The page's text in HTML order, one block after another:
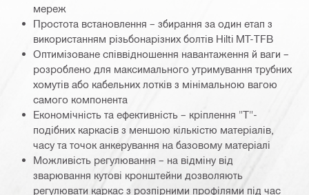
мереж
Простота встановлення – збирання за один етап з
використанням різьбонарізних болтів Hilti MT-TFB
Оптимізоване співвідношення навантаження й ваги –
розроблено для максимального утримування трубних
хомутів або кабельних лотків з мінімальною вагою
самого компонента
Економічність та ефективність – кріплення "Т"-
подібних каркасів з меншою кількістю матеріалів,
часу та точок анкерування на базовому матеріалі
Можливість регулювання – на відміну від
зварювання кутові кронштейни дозволяють
регулювати каркас з розпірними профілями під час